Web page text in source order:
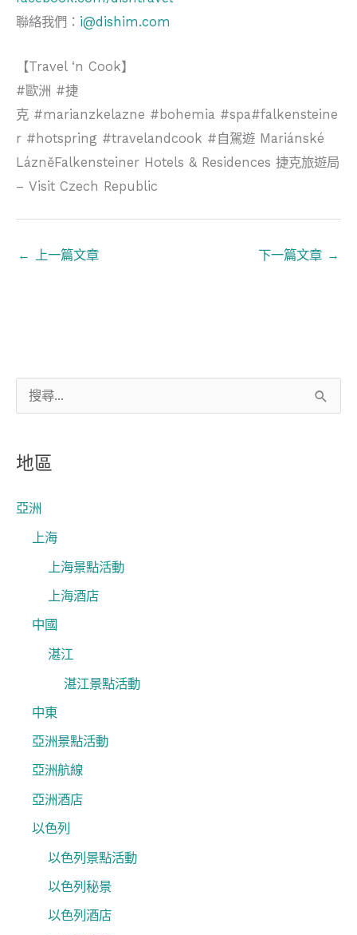
關
字
地區
亞洲
上海
上海景點活動
上海酒店
中國
湛江
湛江景點活動
中東
亞洲景點活動
亞洲航線
亞洲酒店
以色列
以色列景點活動
以色列秘景
以色列酒店
聯絡我們： i@dishim.com
【Travel ‘n Cook】
#歐洲 #捷
克 #marianzkelazne #bohemia #spa#falkensteine
r #hotspring #travelandcook #自駕遊 Mariánské
LázněFalkensteiner Hotels & Residences 捷克旅遊局
– Visit Czech Republic
← 上一篇文章 下一篇文章 →